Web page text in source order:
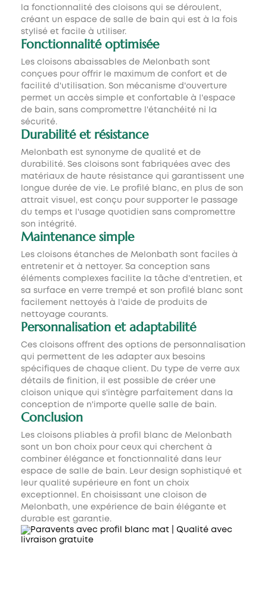
la fonctionnalité des cloisons qui se déroulent,
créant un espace de salle de bain qui est à la fois
stylisé et facile à utiliser.
Fonctionnalité optimisée
Les cloisons abaissables de Melonbath sont
conçues pour offrir le maximum de confort et de
facilité d'utilisation. Son mécanisme d'ouverture
permet un accès simple et confortable à l'espace
de bain, sans compromettre l'étanchéité ni la
sécurité.
Durabilité et résistance
Melonbath est synonyme de qualité et de
durabilité. Ses cloisons sont fabriquées avec des
matériaux de haute résistance qui garantissent une
longue durée de vie. Le profilé blanc, en plus de son
attrait visuel, est conçu pour supporter le passage
du temps et l'usage quotidien sans compromettre
son intégrité.
Maintenance simple
Les cloisons étanches de Melonbath sont faciles à
entretenir et à nettoyer. Sa conception sans
éléments complexes facilite la tâche d'entretien, et
sa surface en verre trempé et son profilé blanc sont
facilement nettoyés à l'aide de produits de
nettoyage courants.
Personnalisation et adaptabilité
Ces cloisons offrent des options de personnalisation
qui permettent de les adapter aux besoins
spécifiques de chaque client. Du type de verre aux
détails de finition, il est possible de créer une
cloison unique qui s'intègre parfaitement dans la
conception de n'importe quelle salle de bain.
Conclusion
Les cloisons pliables à profil blanc de Melonbath
sont un bon choix pour ceux qui cherchent à
combiner élégance et fonctionnalité dans leur
espace de salle de bain. Leur design sophistiqué et
leur qualité supérieure en font un choix
exceptionnel. En choisissant une cloison de
Melonbath, une expérience de bain élégante et
durable est garantie.